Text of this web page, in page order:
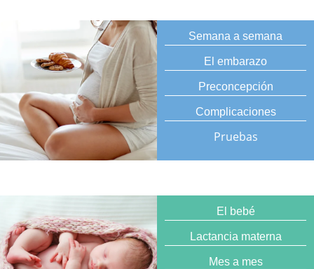
Semana a semana
El embarazo
Preconcepción
Complicaciones
Pruebas
El bebé
Lactancia materna
Mes a mes